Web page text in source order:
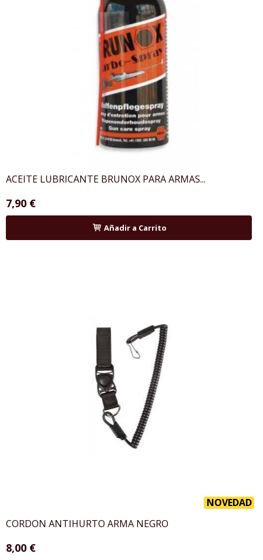
ACEITE LUBRICANTE BRUNOX PARA ARMAS...
7,90 €
Añadir a Carrito
NOVEDAD
CORDON ANTIHURTO ARMA NEGRO
8,00 €